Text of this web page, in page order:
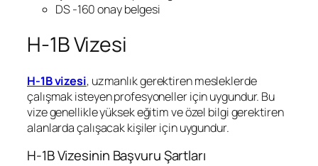
DS -160 onay belgesi
H-1B Vizesi
H-1B vizesi, uzmanlık gerektiren mesleklerde
çalışmak isteyen profesyoneller için uygundur. Bu
vize genellikle yüksek eğitim ve özel bilgi gerektiren
alanlarda çalışacak kişiler için uygundur.
H-1B Vizesinin Başvuru Şartları